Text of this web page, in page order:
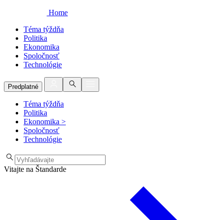
Home
Téma týždňa
Politika
Ekonomika
Spoločnosť
Technológie
Predplatné
Téma týždňa
Politika
Ekonomika >
Spoločnosť
Technológie
Vitajte na Štandarde